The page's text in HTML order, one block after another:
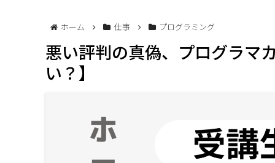
ホーム 仕事 プログラミング
悪い評判の真偽、プログラマ
い？】